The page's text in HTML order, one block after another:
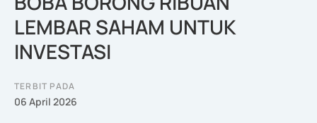
LEMBAR SAHAM UNTUK
INVESTASI
TERBIT PADA
06 April 2026